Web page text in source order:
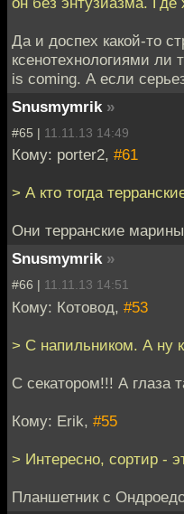
Да и доспех какой-то
ксенотехнологиями ли
is coming. А если
Snusmymrik »
#65 | 11.11.13 14:49
Кому: porter2, #61
> А кто тогда
Они терранские
Snusmymrik »
#66 | 11.11.13 14:51
Кому: Котовод, #53
> С напильником. А ну
С секатором!!! А глаза
Кому: Erik, #55
> Интересно, сортир -
Планшетник с